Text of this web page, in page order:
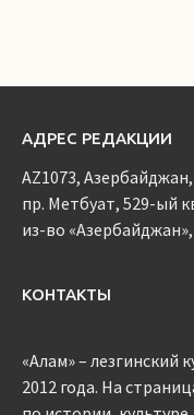
АДРЕС РЕДАКЦИИ
AZ1073, Азербайджан,
пр. Метбуат, 529-ый
из-во
КОНТАКТЫ
«Алам» – лезгинский
2012 года. На